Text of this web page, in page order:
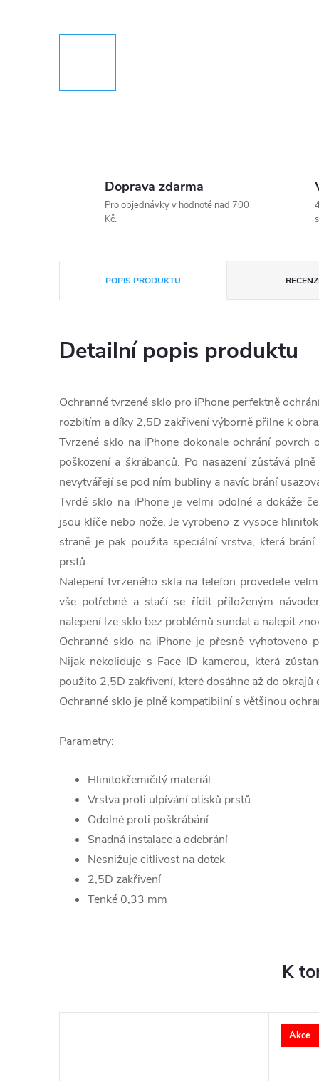
Doprava zdarma
Pro objednávky v hodnotě nad 700
Kč.
POPIS PRODUKTU
Detailní popis produktu
Ochranné tvrzené sklo pro iPhone perfektně
rozbitím a díky 2,5D zakřivení výborně přilne k
Tvrzené sklo na iPhone dokonale ochrání povrch
poškození a škrábanců. Po nasazení zůstává
nevytvářejí se pod ním bubliny a navíc brání
Tvrdé sklo na iPhone je velmi odolné a dokáže
jsou klíče nebo nože. Je vyrobeno z vysoce
straně je pak použita speciální vrstva, která
prstů.
Nalepení tvrzeného skla na telefon provedete
vše potřebné a stačí se řídit přiloženým
nalepení lze sklo bez problémů sundat a nalepit
Ochranné sklo na iPhone je přesně vyhotoveno
Nijak nekoliduje s Face ID kamerou, která
použito 2,5D zakřivení, které dosáhne až do okrajů
Ochranné sklo je plně kompatibilní s většinou
Parametry:
Hlinitokřemičitý materiál
Vrstva proti ulpívání otisků prstů
Odolné proti poškrábání
Snadná instalace a odebrání
Nesnižuje citlivost na dotek
2,5D zakřivení
Tenké 0,33 mm
K
Akce